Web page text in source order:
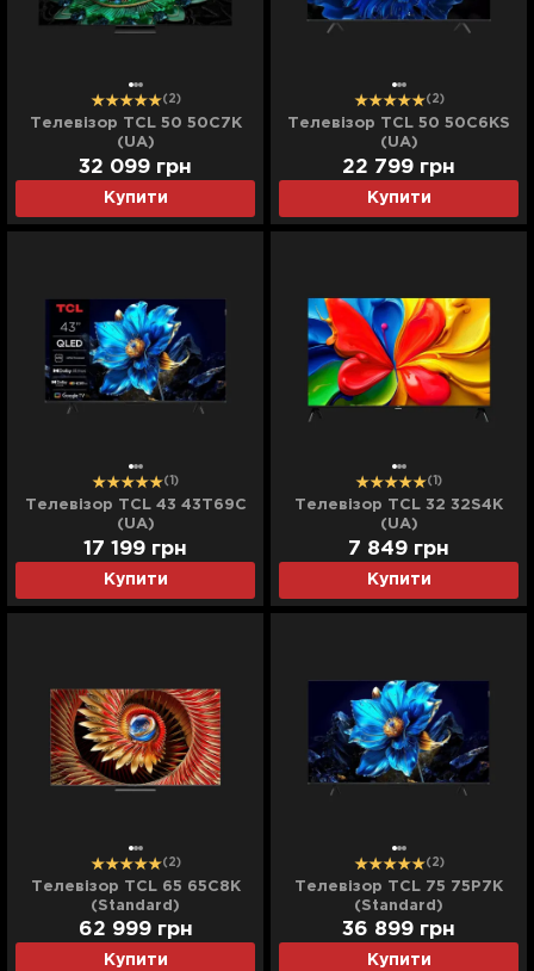
(2)
Телевізор TCL 50 50C7K
(UA)
Купити
32 099 грн
(2)
Телевізор TCL 50 50C6KS
(UA)
Купити
22 799 грн
(1)
Телевізор TCL 43 43T69C
(UA)
Купити
17 199 грн
(1)
Телевізор TCL 32 32S4K
(UA)
Купити
7 849 грн
(2)
Телевізор TCL 65 65C8K
(Standard)
Купити
62 999 грн
(2)
Телевізор TCL 75 75P7K
(Standard)
Купити
36 899 грн